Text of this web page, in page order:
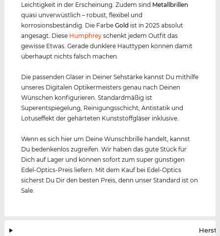
Leichtigkeit in der Erscheinung. Zudem sind Metall brillen
quasi unverwüstlich – robust, flexibel und
korrosionsbeständig. Die FarbeGold ist in 2025 absolut
angesagt. Diese Humphrey schenkt jedem Outfit das
gewisse Etwas. Gerade dunklere Hauttypen können damit
überhaupt nichts falsch machen.
Die passenden Gläser in Deiner Sehstärke kannst Du mithilfe
unseres Digitalen Optikermeisters genau nach Deinen
Wünschen konfigurieren. Standardmäßig ist
Superentspiegelung, Reinigungsschicht, Antistatik und
Lotuseffekt der gehärteten Kunststoffgläser inklusive.
Wenn es sich hier um Deine Wunschbrille handelt, kannst
Du bedenkenlos zugreifen. Wir haben das gute Stück für
Dich auf Lager und können sofort zum super günstigen
Edel-Optics-Preis liefern. Mit dem Kauf bei Edel-Optics
sicherst Du Dir den besten Preis, denn unser Standard ist on
Sale.